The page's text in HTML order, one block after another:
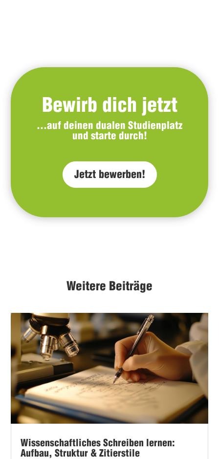
Bewirb dich jetzt
…auf deinen dualen Studienplatz
und starte durch!
Jetzt bewerben!
Weitere Beiträge
Wissenschaftliches Schreiben lernen:
Aufbau, Struktur & Zitierstile